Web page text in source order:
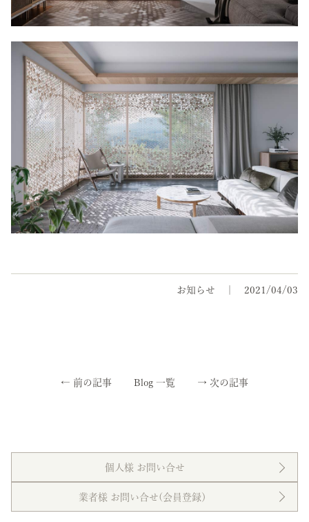
お知らせ 2021/04/03
← 前の記事 Blog 一覧 → 次の記事
個人様 お問い合せ
業者様 お問い合せ(会員登録）